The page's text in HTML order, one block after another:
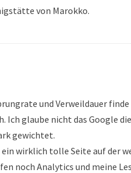
von Marokko.
und Verweildauer
Ich glaube nicht das Google
gewichtet.
wirklich tolle Seite auf der
noch Analytics und meine